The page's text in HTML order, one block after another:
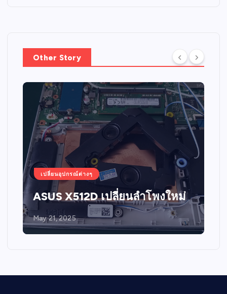
Other Story
เปลี่ยนอุปกรณ์ต่างๆ
ASUS X512D เปลี่ยนลำโพงใหม่
May 21, 2025